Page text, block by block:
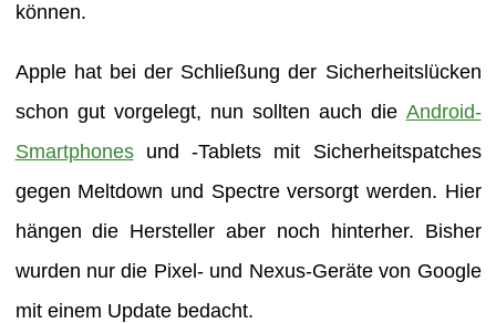
können.
Apple hat bei der Schließung der Sicherheitslücken
schon gut vorgelegt, nun sollten auch die Android-
Smartphonesund -Tablets mit Sicherheitspatches
gegen Meltdown und Spectre versorgt werden. Hier
hängen die Hersteller aber noch hinterher. Bisher
wurden nur die Pixel- und Nexus-Geräte von Google
mit einem Update bedacht.